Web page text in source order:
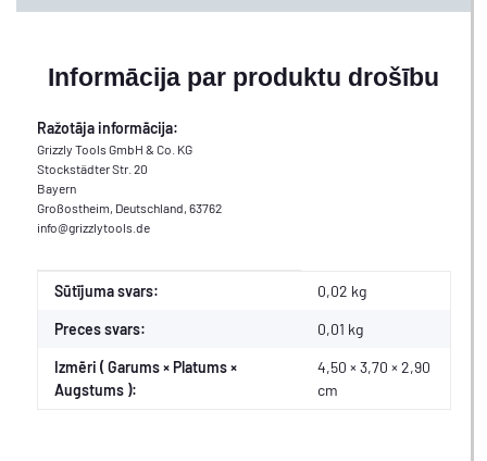
Informācija par produktu drošību
Ražotāja informācija:
Grizzly Tools GmbH & Co. KG
Stockstädter Str. 20
Bayern
Großostheim, Deutschland, 63762
info@grizzlytools.de
#productDetails.itemInformation#
#productDetails.itemValue#
Sūtījuma svars: 0,02 kg
Preces svars: 0,01 kg
Izmēri ( Garums × Platums ×
Augstums ):
4,50 × 3,70 × 2,90
cm